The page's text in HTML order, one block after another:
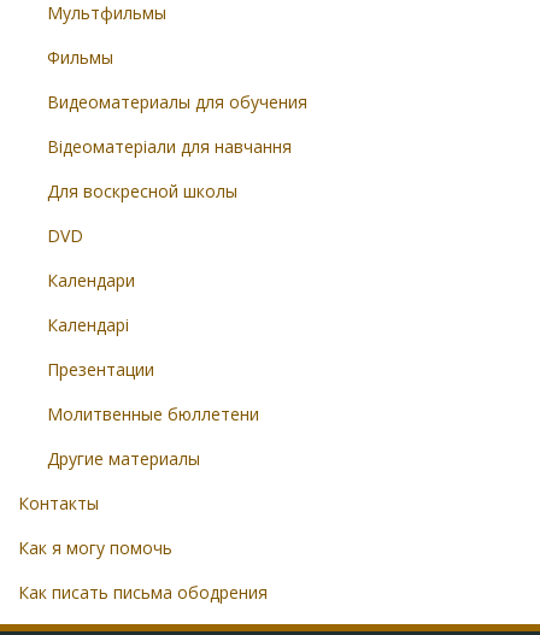
Мультфильмы
Фильмы
Видеоматериалы для обучения
Відеоматеріали для навчання
Для воскресной школы
DVD
Календари
Календарі
Презентации
Молитвенные бюллетени
Другие материалы
Контакты
Как я могу помочь
Как писать письма ободрения